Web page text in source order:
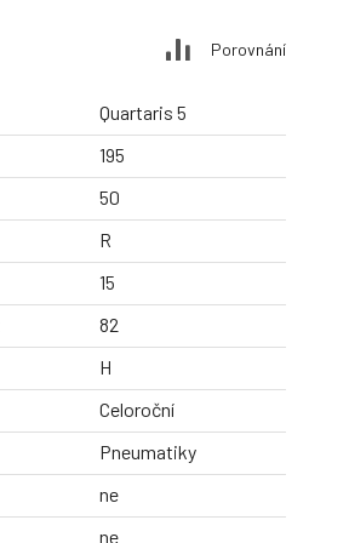
Porovnání
Quartaris 5
195
50
R
15
82
H
Celoroční
Pneumatiky
ne
ne